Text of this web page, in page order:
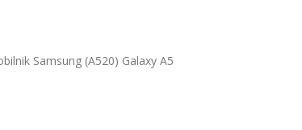
Samsung (A520) Galaxy A5